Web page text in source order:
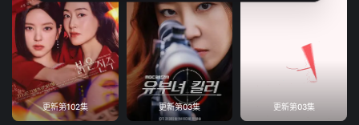
更新第102集 更新第03集 更新第03集